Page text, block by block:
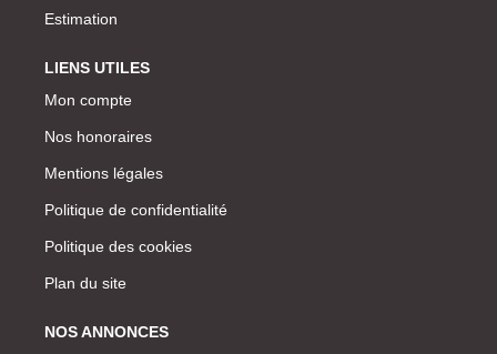
Estimation
LIENS UTILES
Mon compte
Nos honoraires
Mentions légales
Politique de confidentialité
Politique des cookies
Plan du site
NOS ANNONCES